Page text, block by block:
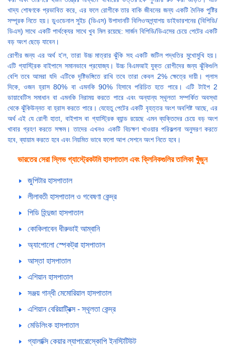
খাদ্য শোষণকে প্রভাবিত করে, এর ফলে রোগীকে তার বাকি জীবনের জন্য একটি দৈনিক পুষ্টির
সম্পূরক নিতে হয়। ডুওডেনাল সুইচ (ডিএস) উপাদানটি বিলিওঅগ্ন্যাশয় ডাইভারশনের (বিপিডি/
ডিএস) সাথে একটি পার্থক্যের সাথে খুব মিল রয়েছে: সার্জন বিপিডি/ডিএসের চেয়ে পেটের একটি
বড় অংশ ছেড়ে যাবেন।
রোগীর জন্য এর অর্থ হ'ল, তারা উচ্চ মাত্রার ঝুঁকি সহ একটি জটিল পদ্ধতির মুখোমুখি হয়।
এটি গ্যাস্ট্রিক বাইপাসে সমানভাবে প্রযোজ্য। উচ্চ বিএমআই যুক্ত রোগীদের জন্য ঝুঁকিগুলি
বেশি তবে আমরা যদি এটিকে দৃষ্টিভঙ্গিতে রাখি তবে তারা কেবল 2% ক্ষেত্রে দায়ী। প্লাস
দিকে, ওজন হ্রাস 80% বা এমনকি 90% হিসাবে পরিচিত হতে পারে। এটি টাইপ 2
ডায়াবেটিস সমাধান বা এমনকি নিরাময় করতে পারে এবং অন্যান্য স্থূলতা সম্পর্কিত অবস্থা
থেকে ঝুঁকিউন্নত বা হ্রাস করতে পারে। যেহেতু পেটের একটি বৃহত্তর অংশ অবশিষ্ট আছে, এর
অর্থ এই যে রোগী হাতা, বাইপাস বা গ্যাস্ট্রিক ব্যান্ড রয়েছে এমন ব্যক্তিদের চেয়ে বড় অংশ
খাবার গ্রহণ করতে সক্ষম। তাদের এখনও একটি বিচক্ষণ খাওয়ার পরিকল্পনা অনুসরণ করতে
হবে, ব্যায়াম করতে হবে এবং নিয়মিত ভাবে ফলো আপ সেশনে অংশ নিতে হবে।
ভারতের সেরা স্লিভ গ্যাস্ট্রেকটমি হাসপাতাল এবং ক্লিনিকগুলির তালিকা খুঁজুন
জুপিটার হাসপাতাল
লীলাবতী হাসপাতাল ও গবেষণা কেন্দ্র
পিডি হিন্দুজা হাসপাতাল
কোকিলাবেন ধীরুভাই আম্বানি
অ্যাপোলো স্পেকট্রা হাসপাতাল
আস্তা হাসপাতাল
এশিয়ান হাসপাতাল
সঞ্জয় গান্ধী মেমোরিয়াল হাসপাতাল
এশিয়ান বেরিয়াট্রিক্স - স্থূলতা কেন্দ্র
মেডিলিংক হাসপাতাল
গ্যালাক্সি কেয়ার ল্যাপারোস্কোপি ইনস্টিটিউট